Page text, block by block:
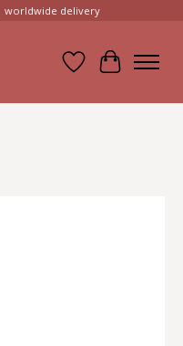
worldwide delivery
Verlanglijst